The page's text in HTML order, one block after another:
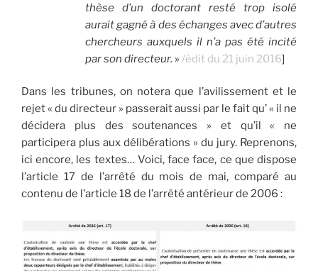
thèse d’un doctorant resté trop isolé
aurait gagné à des échanges avec d’autres
chercheurs auxquels il n’a pas été incité
par son directeur. » /édit du 21 juin 2016]
Dans les tribunes, on notera que l’avilissement et le
rejet « du directeur » passerait aussi par le fait qu’ « il ne
décidera plus des soutenances » et qu’il « ne
participera plus aux délibérations » du jury. Reprenons,
ici encore, les textes… Voici, face face, ce que dispose
l’article 17 de l’arrêté du mois de mai, comparé au
contenu de l’article 18 de l’arrêté antérieur de 2006 :